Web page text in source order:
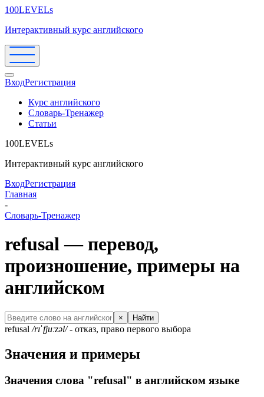
100LEVELs
Интерактивный курс английского
ВходРегистрация
Курс английского
Словарь-Тренажер
Статьи
100LEVELs
Интерактивный курс английского
ВходРегистрация
Главная
-
Словарь-Тренажер
refusal — перевод,
произношение, примеры на
английском
× Найти
refusal /rɪˈfjuːzəl/- отказ, право первого выбора
Значения и примеры
Значения слова "refusal" в английском языке